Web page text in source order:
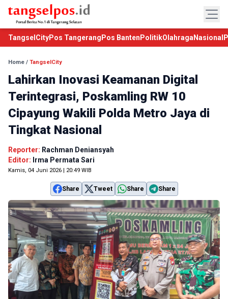
TangselCityPos Tangerang Pos Banten PolitikOlahraga Nasional
Home / TangselCity
Lahirkan Inovasi Keamanan Digital
Terintegrasi, Poskamling RW 10
Cipayung Wakili Polda Metro Jaya di
Tingkat Nasional
Reporter: Rachman Deniansyah
Editor: Irma Permata Sari
Kamis, 04 Juni 2026 | 20:49 WIB
Share Tweet Share Share